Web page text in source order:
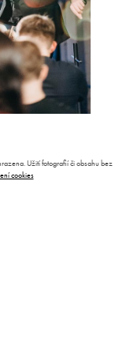
Užití fotografií či obsahu bez
cookies